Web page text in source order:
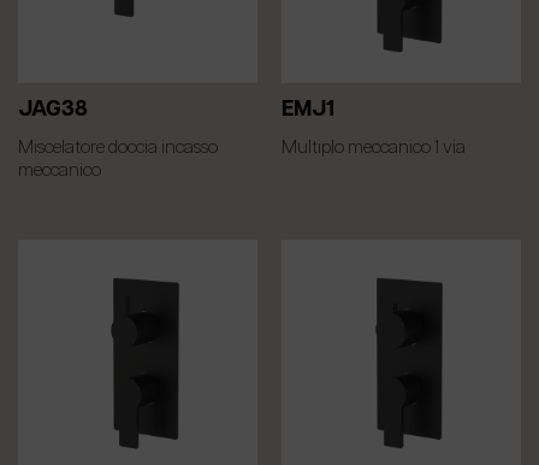
JAG38
Miscelatore doccia incasso
meccanico
EMJ1
Multiplo meccanico 1 via